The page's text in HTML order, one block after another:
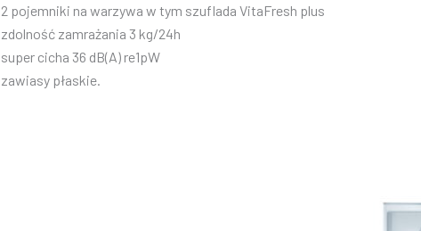
2 pojemniki na warzywa w tym szuflada VitaFresh plus
zdolność zamrażania 3 kg/24h
super cicha 36 dB(A) re1pW
zawiasy płaskie.